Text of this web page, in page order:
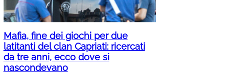
Mafia, fine dei giochi per due
latitanti del clan Capriati: ricercati
da tre anni, ecco dove si
nascondevano